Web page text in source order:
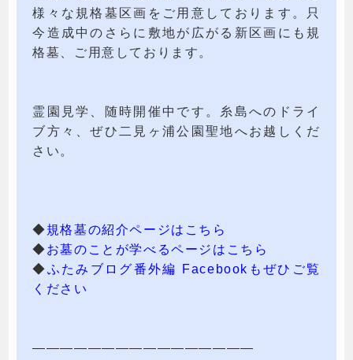
様々な規格墓区画をご用意しております。只
今造成中のさらに敷地が広がる新区画にも規
格墓、ご用意しております。
霊園見学、随時開催中です。糸島へのドライ
ブ方々、ぜひ二見ヶ浦公園聖地へお越しくだ
さい。
◆規格墓の紹介ページはこちら
◆お墓のことが学べるページはこちら
◆ふたみブログ番外編 Facebookもぜひご覧
ください
————————————————